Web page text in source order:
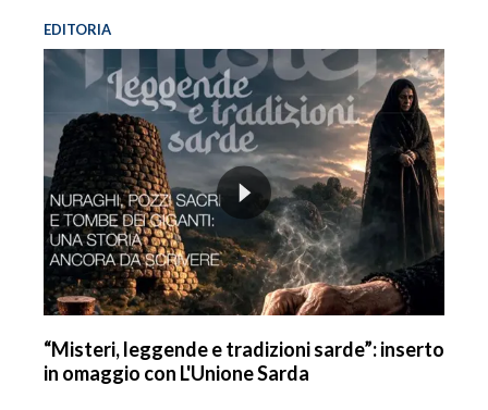
EDITORIA
“Misteri, leggende e tradizioni sarde”: inserto
in omaggio con L'Unione Sarda